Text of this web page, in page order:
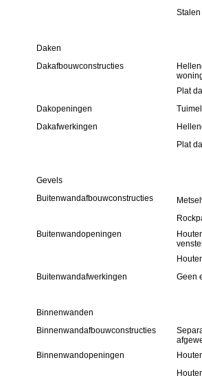
Stalen
Daken
Dakafbouwconstructies
Plat
Dakopeningen
Dakafwerkingen
Plat
Gevels
Buitenwandafbouwconstructies
Buitenwandopeningen
Buitenwandafwerkingen Geen
Binnenwanden
Binnenwandafbouwconstructies
Binnenwandopeningen